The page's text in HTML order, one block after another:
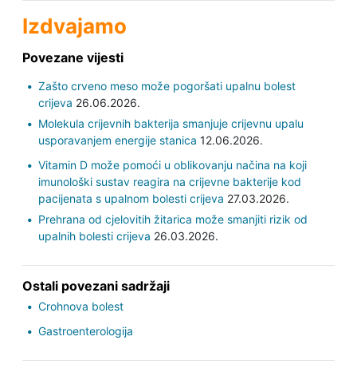
Izdvajamo
Povezane vijesti
Zašto crveno meso može pogoršati upalnu bolest
crijeva 26.06.2026.
Molekula crijevnih bakterija smanjuje crijevnu upalu
usporavanjem energije stanica 12.06.2026.
Vitamin D može pomoći u oblikovanju načina na koji
imunološki sustav reagira na crijevne bakterije kod
pacijenata s upalnom bolesti crijeva 27.03.2026.
Prehrana od cjelovitih žitarica može smanjiti rizik od
upalnih bolesti crijeva 26.03.2026.
Ostali povezani sadržaji
Crohnova bolest
Gastroenterologija